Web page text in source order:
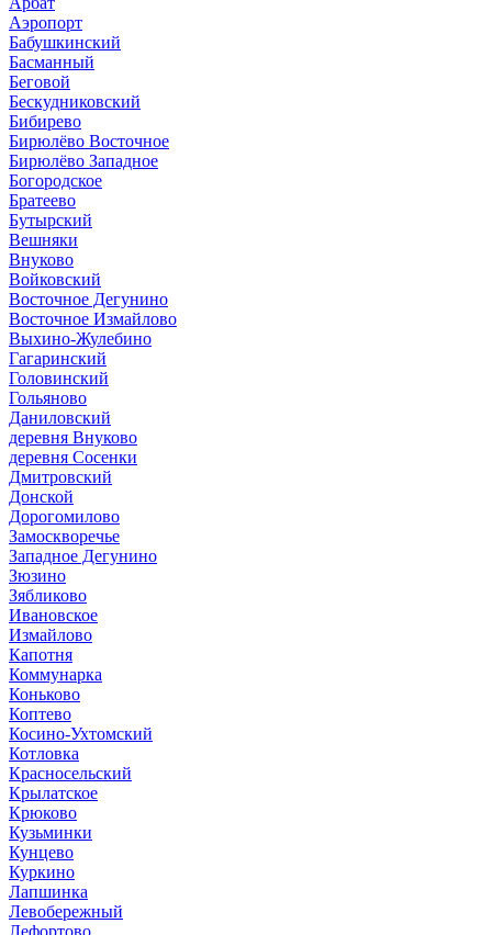
Аэропорт
Бабушкинский
Басманный
Беговой
Бескудниковский
Бибирево
Бирюлёво Восточное
Бирюлёво Западное
Богородское
Братеево
Бутырский
Вешняки
Внуково
Войковский
Восточное Дегунино
Восточное Измайлово
Выхино-Жулебино
Гагаринский
Головинский
Гольяново
Даниловский
деревня Внуково
деревня Сосенки
Дмитровский
Донской
Дорогомилово
Замоскворечье
Западное Дегунино
Зюзино
Зябликово
Ивановское
Измайлово
Капотня
Коммунарка
Коньково
Коптево
Косино-Ухтомский
Котловка
Красносельский
Крылатское
Крюково
Кузьминки
Кунцево
Куркино
Лапшинка
Левобережный
Лефортово